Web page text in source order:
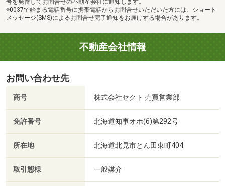
号を発番してお問合せの不動産会社に通知します。
※0037で始まる電話番号に携帯電話からお問合せいただいた方には、ショート
メッセージ(SMS)によるお問合せ完了通知をお届けする場合があります。
不動産会社情報
お問い合わせ先
商号 株式会社セクト 売買営業部
免許番号 北海道知事オホ(6)第292号
所在地 北海道北見市とん田東町404
取引態様 一般媒介